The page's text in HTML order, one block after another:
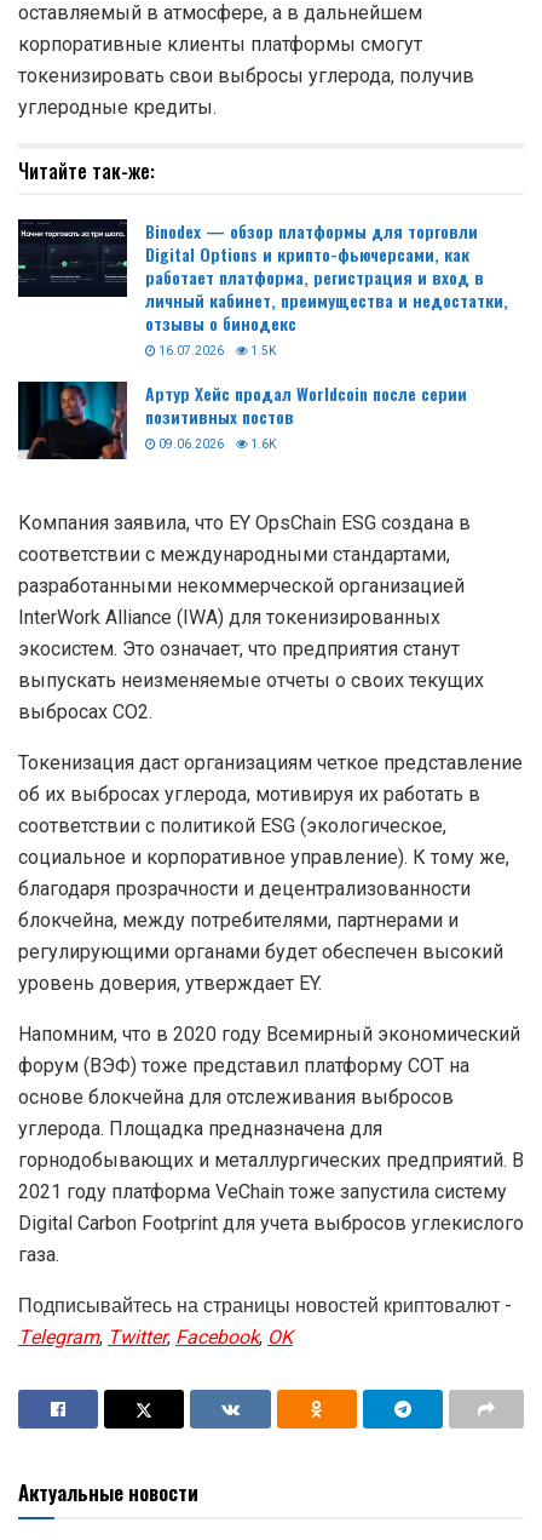
оставляемый в атмосфере, а в дальнейшем
корпоративные клиенты платформы смогут
токенизировать свои выбросы углерода, получив
углеродные кредиты.
Читайте так-же:
Binodex — обзор платформы для торговли
Digital Options и крипто-фьючерсами, как
работает платформа, регистрация и вход в
личный кабинет, преимущества и недостатки,
отзывы о бинодекс
16.07.2026 1.5K
Артур Хейс продал Worldcoin после серии
позитивных постов
09.06.2026 1.6K
Компания заявила, что EY OpsChain ESG создана в
соответствии с международными стандартами,
разработанными некоммерческой организацией
InterWork Alliance (IWA) для токенизированных
экосистем. Это означает, что предприятия станут
выпускать неизменяемые отчеты о своих текущих
выбросах CO2.
Токенизация даст организациям четкое представление
об их выбросах углерода, мотивируя их работать в
соответствии с политикой ESG (экологическое,
социальное и корпоративное управление). К тому же,
благодаря прозрачности и децентрализованности
блокчейна, между потребителями, партнерами и
регулирующими органами будет обеспечен высокий
уровень доверия, утверждает EY.
Напомним, что в 2020 году Всемирный экономический
форум (ВЭФ) тоже представил платформу COT на
основе блокчейна для отслеживания выбросов
углерода. Площадка предназначена для
горнодобывающих и металлургических предприятий. В
2021 году платформа VeChain тоже запустила систему
Digital Carbon Footprint для учета выбросов углекислого
газа.
Подписывайтесь на страницы новостей криптовалют -
Telegram,Twitter,Facebook,OK
Актуальные новости